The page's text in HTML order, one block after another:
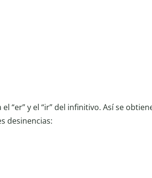
el “er” y el “ir” del infinitivo. Así se
desinencias: